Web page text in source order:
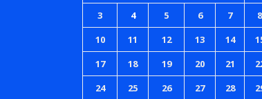
3
4 5 6 7 8
10
11 12 13 14
17
18 19 20 21
24
25 26 27 28